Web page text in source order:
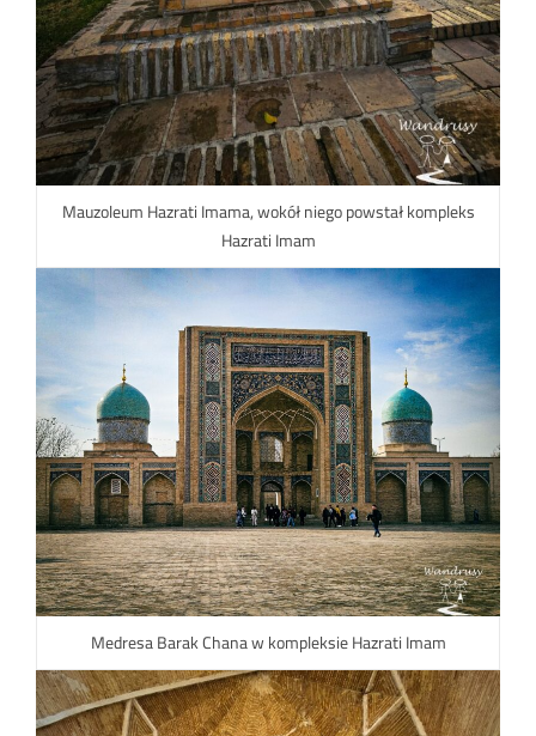
Mauzoleum Hazrati Imama, wokół niego powstał kompleks
Hazrati Imam
Medresa Barak Chana w kompleksie Hazrati Imam